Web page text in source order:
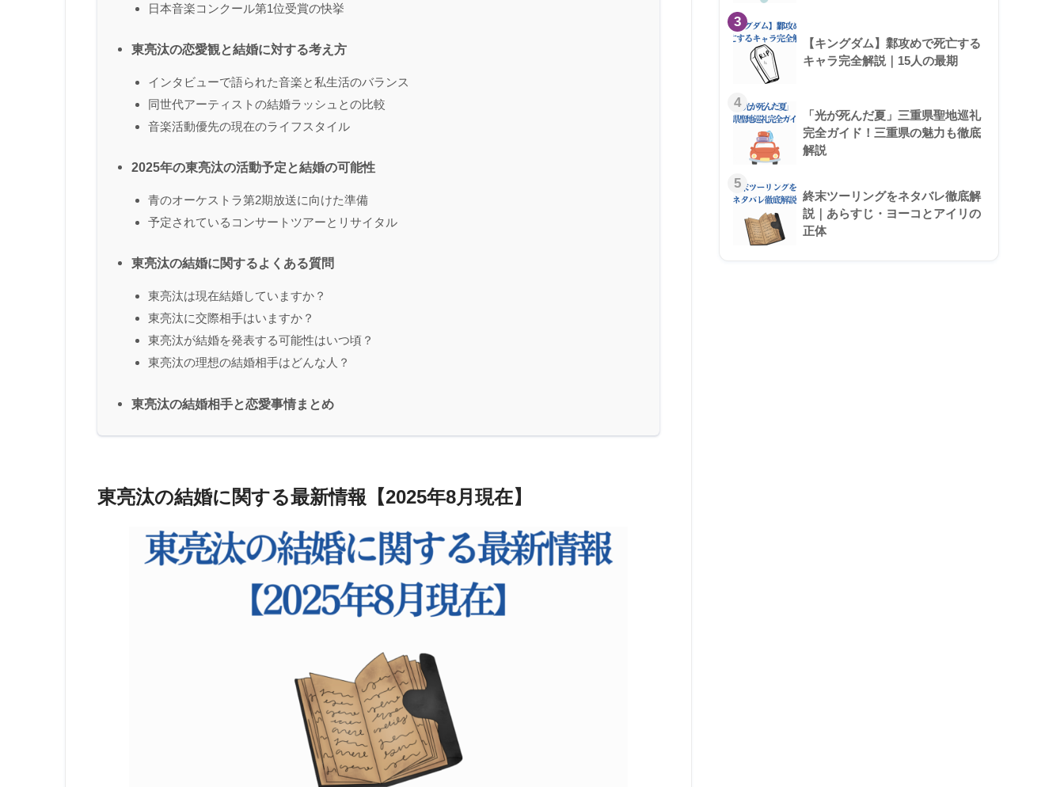
日本音楽コンクール第1位受賞の快挙
東亮汰の恋愛観と結婚に対する考え方
インタビューで語られた音楽と私生活のバランス
同世代アーティストの結婚ラッシュとの比較
音楽活動優先の現在のライフスタイル
2025年の東亮汰の活動予定と結婚の可能性
青のオーケストラ第2期放送に向けた準備
予定されているコンサートツアーとリサイタル
東亮汰の結婚に関するよくある質問
東亮汰は現在結婚していますか？
東亮汰に交際相手はいますか？
東亮汰が結婚を発表する可能性はいつ頃？
東亮汰の理想の結婚相手はどんな人？
東亮汰の結婚相手と恋愛事情まとめ
東亮汰の結婚に関する最新情報【2025年8月現在】
3
【キングダム】鄴攻めで死亡する
キャラ完全解説｜15人の最期
4
「光が死んだ夏」三重県聖地巡礼
完全ガイド！三重県の魅力も徹底
解説
5
終末ツーリングをネタバレ徹底解
説｜あらすじ・ヨーコとアイリの
正体